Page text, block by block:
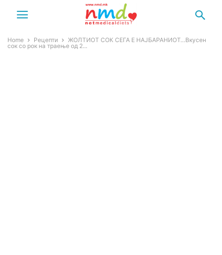
Home Рецепти
ЖОЛТИОТ СОК СЕГА Е НАЈБАРАНИОТ…Вкусен
сок со рок на траење од 2...